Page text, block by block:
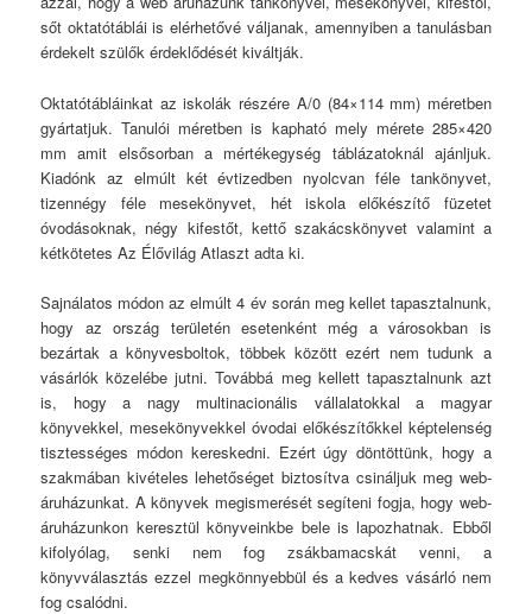
sőt oktatótáblái is elérhetővé váljanak, amennyiben a tanulásban
érdekelt szülők érdeklődését kiváltják.
Oktatótábláinkat az iskolák részére A/0 (84×114 mm) méretben
gyártatjuk. Tanulói méretben is kapható mely mérete 285×420
mm amit elsősorban a mértékegység táblázatoknál ajánljuk.
Kiadónk az elmúlt két évtizedben nyolcvan féle tankönyvet,
tizennégy féle mesekönyvet, hét iskola előkészítő füzetet
óvodásoknak, négy kifestőt, kettő szakácskönyvet valamint a
kétkötetes Az Élővilág Atlaszt adta ki.
Sajnálatos módon az elmúlt 4 év során meg kellet tapasztalnunk,
hogy az ország területén esetenként még a városokban is
bezártak a könyvesboltok, többek között ezért nem tudunk a
vásárlók közelébe jutni. Továbbá meg kellett tapasztalnunk azt
is, hogy a nagy multinacionális vállalatokkal a magyar
könyvekkel, mesekönyvekkel óvodai előkészítőkkel képtelenség
tisztességes módon kereskedni. Ezért úgy döntöttünk, hogy a
szakmában kivételes lehetőséget biztosítva csináljuk meg web-
áruházunkat. A könyvek megismerését segíteni fogja, hogy web-
áruházunkon keresztül könyveinkbe bele is lapozhatnak. Ebből
kifolyólag, senki nem fog zsákbamacskát venni, a
könyvválasztás ezzel megkönnyebbül és a kedves vásárló nem
fog csalódni.